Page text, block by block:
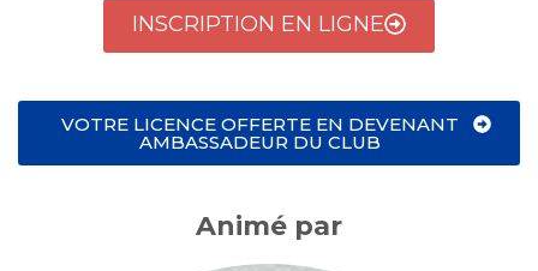
INSCRIPTION EN LIGNE
VOTRE LICENCE OFFERTE EN DEVENANT
AMBASSADEUR DU CLUB
Animé par